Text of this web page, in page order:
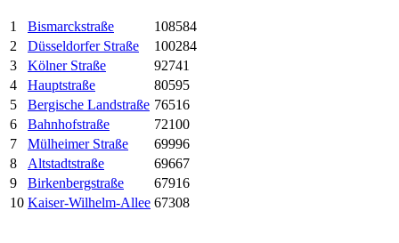
1 Bismarckstraße
108584
2
Düsseldorfer Straße
100284
3
Kölner Straße
92741
4
Hauptstraße
80595
5
Bergische Landstraße 76516
6
Bahnhofstraße
72100
7
Mülheimer Straße
69996
8
Altstadtstraße
69667
9
Birkenbergstraße
67916
10 Kaiser-Wilhelm-Allee 67308